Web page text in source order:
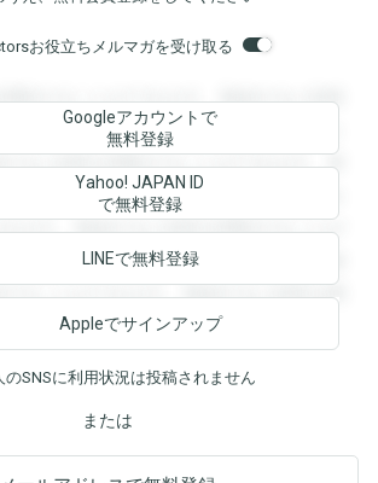
お役立ちメルマガを受け取る
覧することができます。登録すると回答
きます。登録すると回答を閲覧すること
ると回答を閲覧することができます。登
することができます。登録すると回答を
ます。登録すると回答を閲覧することが
と回答を閲覧することができます。登録
ることができます。登録すると回答を閲
す。
Googleアカウントで
無料登録
Yahoo! JAPAN ID
で無料登録
LINEで無料登録
Appleでサインアップ
SNSに利用状況は投稿されません
または